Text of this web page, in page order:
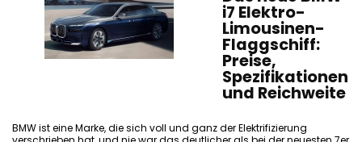
i7 Elektro-
Limousinen-
Flaggschiff:
Preise,
Spezifikationen
und Reichweite
BMW ist eine Marke, die sich voll und ganz der Elektrifizierung